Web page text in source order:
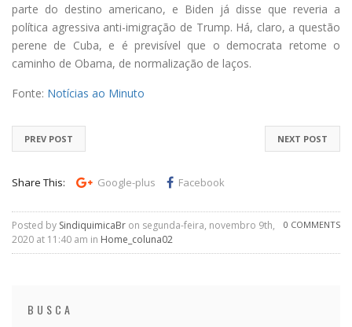
parte do destino americano, e Biden já disse que reveria a
política agressiva anti-imigração de Trump. Há, claro, a questão
perene de Cuba, e é previsível que o democrata retome o
caminho de Obama, de normalização de laços.
Fonte: Notícias ao Minuto
NEXT POST
PREV POST
Share This: Google-plus Facebook
0 COMMENTS
Posted by SindiquimicaBr on segunda-feira, novembro 9th,
2020 at 11:40 am in Home_coluna02
BUSCA